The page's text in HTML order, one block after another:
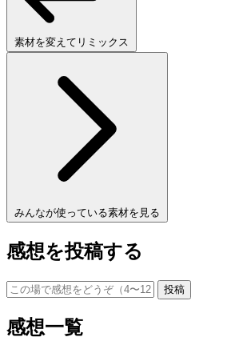
素材を変えてリミックス
みんなが使っている素材を見る
感想を投稿する
投稿
感想一覧